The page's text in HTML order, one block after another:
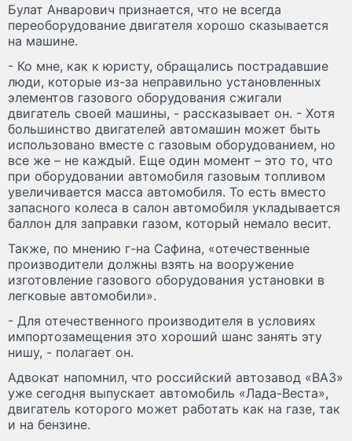
Булат Анварович признается, что не всегда
переоборудование двигателя хорошо сказывается
на машине.
- Ко мне, как к юристу, обращались пострадавшие
люди, которые из-за неправильно установленных
элементов газового оборудования сжигали
двигатель своей машины, - рассказывает он. - Хотя
большинство двигателей автомашин может быть
использовано вместе с газовым оборудованием, но
все же – не каждый. Еще один момент – это то, что
при оборудовании автомобиля газовым топливом
увеличивается масса автомобиля. То есть вместо
запасного колеса в салон автомобиля укладывается
баллон для заправки газом, который немало весит.
Также, по мнению г-на Сафина, «отечественные
производители должны взять на вооружение
изготовление газового оборудования установки в
легковые автомобили».
- Для отечественного производителя в условиях
импортозамещения это хороший шанс занять эту
нишу, - полагает он.
Адвокат напомнил, что российский автозавод «ВАЗ»
уже сегодня выпускает автомобиль «Лада-Веста»,
двигатель которого может работать как на газе, так
и на бензине.